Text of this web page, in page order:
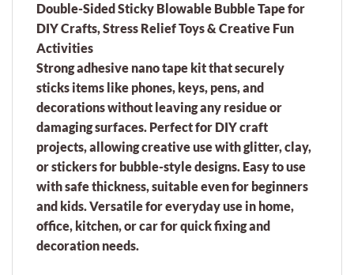
Double-Sided Sticky Blowable Bubble Tape for
DIY Crafts, Stress Relief Toys & Creative Fun
Activities
Strong adhesive nano tape kit that securely
sticks items like phones, keys, pens, and
decorations without leaving any residue or
damaging surfaces. Perfect for DIY craft
projects, allowing creative use with glitter, clay,
or stickers for bubble-style designs. Easy to use
with safe thickness, suitable even for beginners
and kids. Versatile for everyday use in home,
office, kitchen, or car for quick fixing and
decoration needs.